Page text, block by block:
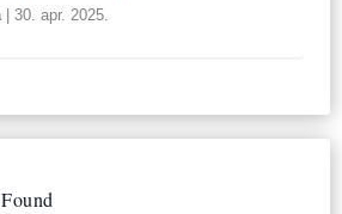
|30. apr. 2025.